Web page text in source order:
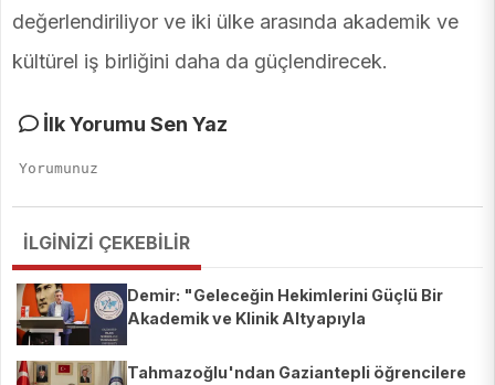
değerlendiriliyor ve iki ülke arasında akademik ve
kültürel iş birliğini daha da güçlendirecek.
İlk Yorumu Sen Yaz
İLGİNİZİ ÇEKEBİLİR
Demir: "Geleceğin Hekimlerini Güçlü Bir
Akademik ve Klinik Altyapıyla
Tahmazoğlu'ndan Gaziantepli öğrencilere